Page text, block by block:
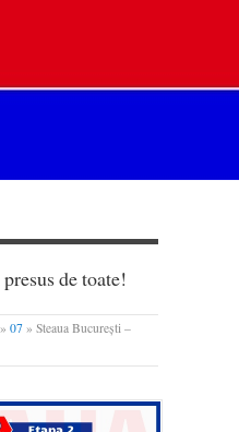
de toate!
» 07 » Steaua București –